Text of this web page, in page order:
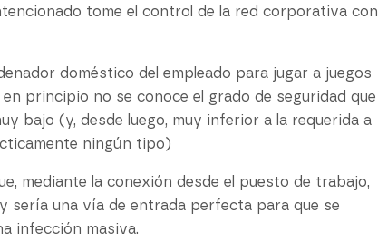
tome el control de la red corporativa con
doméstico del empleado para jugar a juegos
principio no se conoce el grado de seguridad que
bajo (y, desde luego, muy inferior a la requerida a
ningún tipo)
mediante la conexión desde el puesto de trabajo,
sería una vía de entrada perfecta para que se
infección masiva.